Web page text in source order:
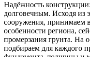
Надёжность
долговечным. Исходя из
сооружения, принимаем
особенности региона,
промерзания грунта. На
подбираем для каждого